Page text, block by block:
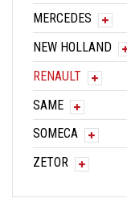
MERCEDES
NEW HOLLAND
RENAULT
SAME
SOMECA
ZETOR